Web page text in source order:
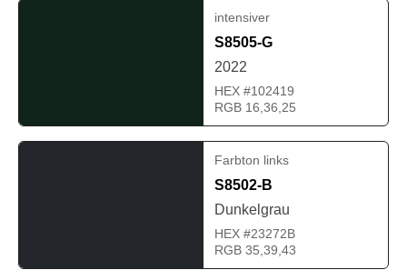
intensiver
S8505-G
2022
HEX #102419
RGB 16,36,25
Farbton links
S8502-B
Dunkelgrau
HEX #23272B
RGB 35,39,43